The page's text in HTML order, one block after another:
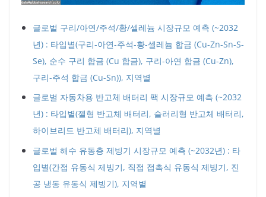
글로벌 구리/아연/주석/황/셀레늄 시장규모 예측 (~2032
년) : 타입별(구리-아연-주석-황-셀레늄 합금 (Cu-Zn-Sn-S-
Se), 순수 구리 합금 (Cu 합금), 구리-아연 합금 (Cu-Zn),
구리-주석 합금 (Cu-Sn)), 지역별
글로벌 자동차용 반고체 배터리 팩 시장규모 예측 (~2032
년) : 타입별(젤형 반고체 배터리, 슬러리형 반고체 배터리,
하이브리드 반고체 배터리), 지역별
글로벌 해수 유동층 제빙기 시장규모 예측 (~2032년) : 타
입별(간접 유동식 제빙기, 직접 접촉식 유동식 제빙기, 진
공 냉동 유동식 제빙기), 지역별